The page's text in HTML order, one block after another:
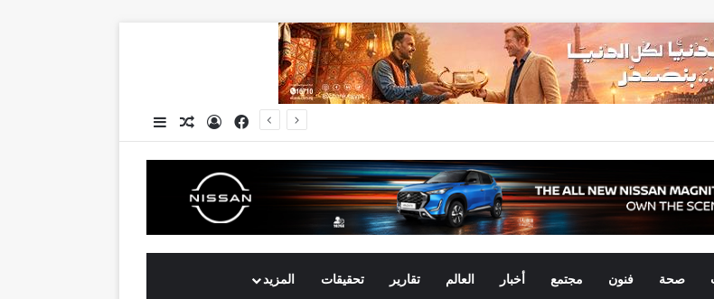
فيسبوكتسجيل الدخول
مقال عشوائي
إضافة عمود جانبي
صحة فنون مجتمع أخبار العالم تقارير تحقيقات المزيد